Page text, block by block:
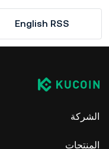
English RSS
الشركة
المنتجات